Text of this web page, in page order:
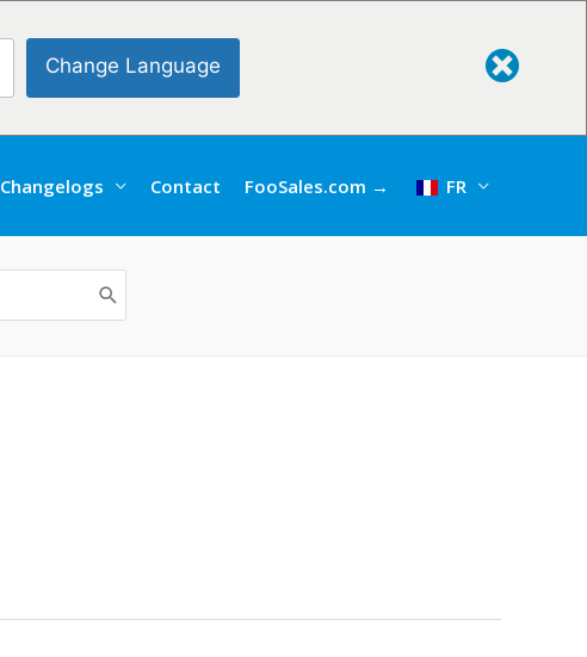
Change Language
Changelogs Contact FooSales.com → FR